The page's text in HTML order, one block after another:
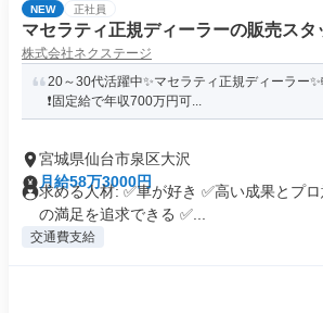
NEW 正社員
マセラティ正規ディーラーの販売スタ
株式会社ネクステージ
20～30代活躍中✨マセラティ正規ディーラー
❗固定給で年収700万円可...
宮城県仙台市泉区大沢
月給58万3000円
求める人材: ✅車が好き ✅高い成果とプ
の満足を追求できる ✅...
交通費支給